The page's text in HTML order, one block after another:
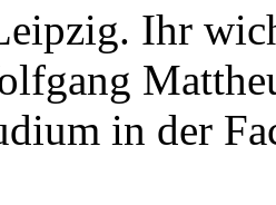
Ihr
in der